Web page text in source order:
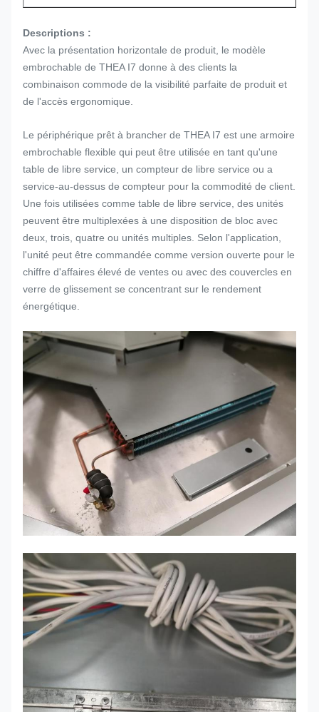
Descriptions :
Avec la présentation horizontale de produit, le modèle
embrochable de THEA I7 donne à des clients la
combinaison commode de la visibilité parfaite de produit et
de l'accès ergonomique.
Le périphérique prêt à brancher de THEA I7 est une armoire
embrochable flexible qui peut être utilisée en tant qu'une
table de libre service, un compteur de libre service ou a
service-au-dessus de compteur pour la commodité de client.
Une fois utilisées comme table de libre service, des unités
peuvent être multiplexées à une disposition de bloc avec
deux, trois, quatre ou unités multiples. Selon l'application,
l'unité peut être commandée comme version ouverte pour le
chiffre d'affaires élevé de ventes ou avec des couvercles en
verre de glissement se concentrant sur le rendement
énergétique.